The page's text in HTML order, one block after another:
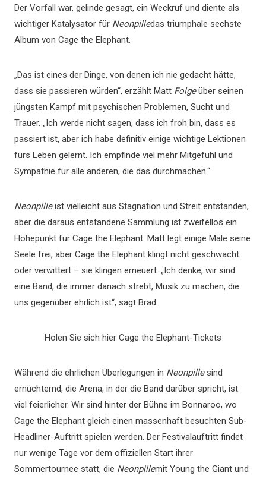
Der Vorfall war, gelinde gesagt, ein Weckruf und diente als
wichtiger Katalysator für Neonpilledas triumphale sechste
Album von Cage the Elephant.
„Das ist eines der Dinge, von denen ich nie gedacht hätte,
dass sie passieren würden“, erzählt Matt Folgeüber seinen
jüngsten Kampf mit psychischen Problemen, Sucht und
Trauer. „Ich werde nicht sagen, dass ich froh bin, dass es
passiert ist, aber ich habe definitiv einige wichtige Lektionen
fürs Leben gelernt. Ich empfinde viel mehr Mitgefühl und
Sympathie für alle anderen, die das durchmachen.“
Neonpilleist vielleicht aus Stagnation und Streit entstanden,
aber die daraus entstandene Sammlung ist zweifellos ein
Höhepunkt für Cage the Elephant. Matt legt einige Male seine
Seele frei, aber Cage the Elephant klingt nicht geschwächt
oder verwittert – sie klingen erneuert. „Ich denke, wir sind
eine Band, die immer danach strebt, Musik zu machen, die
uns gegenüber ehrlich ist“, sagt Brad.
Holen Sie sich hier Cage the Elephant-Tickets
Während die ehrlichen Überlegungen in Neonpillesind
ernüchternd, die Arena, in der die Band darüber spricht, ist
viel feierlicher. Wir sind hinter der Bühne im Bonnaroo, wo
Cage the Elephant gleich einen massenhaft besuchten Sub-
Headliner-Auftritt spielen werden. Der Festivalauftritt findet
nur wenige Tage vor dem offiziellen Start ihrer
Sommertournee statt, die Neonpillemit Young the Giant und